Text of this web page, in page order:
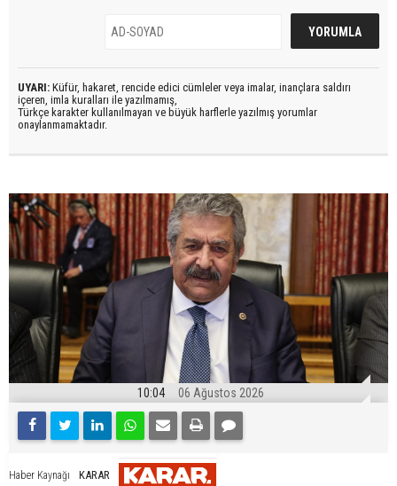
UYARI: Küfür, hakaret, rencide edici cümleler veya imalar, inançlara saldırı
içeren, imla kuralları ile yazılmamış,
Türkçe karakter kullanılmayan ve büyük harflerle yazılmış yorumlar
onaylanmamaktadır.
10:04 06 Ağustos 2026
Haber Kaynağı KARAR